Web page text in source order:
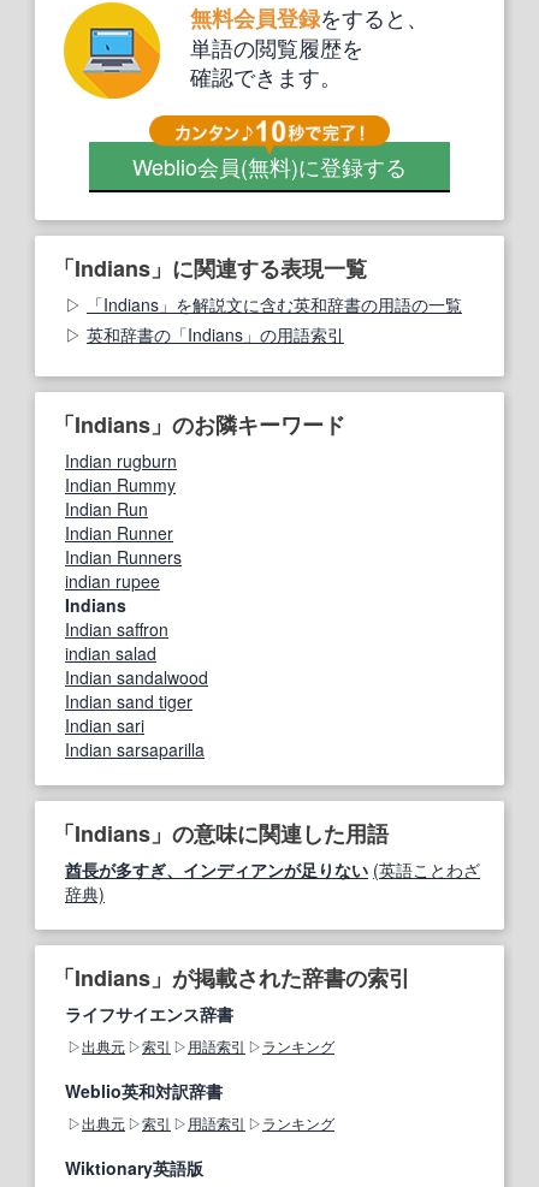
無料会員登録をすると、
単語の閲覧履歴を
確認できます。
Weblio会員(無料)に登録する
「Indians」に関連する表現一覧
「Indians」を解説文に含む英和辞書の用語の一覧
英和辞書の「Indians」の用語索引
「Indians」のお隣キーワード
Indian rugburn
Indian Rummy
Indian Run
Indian Runner
Indian Runners
indian rupee
Indians
Indian saffron
indian salad
Indian sandalwood
Indian sand tiger
Indian sari
Indian sarsaparilla
「Indians」の意味に関連した用語
酋長が多すぎ、インディアンが足りない (英語ことわざ
辞典)
「Indians」が掲載された辞書の索引
ライフサイエンス辞書
出典元 索引 用語索引 ランキング
Weblio英和対訳辞書
出典元 索引 用語索引 ランキング
Wiktionary英語版